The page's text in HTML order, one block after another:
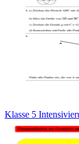
Klasse 5